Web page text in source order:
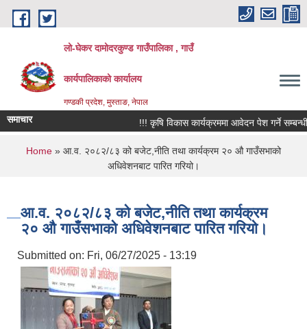
Skip to main content
लो-घेकर दामोदरकुण्ड गाउँपालिका , गाउँ
कार्यपालिकाको कार्यालय
गण्डकी प्रदेश, मुस्ताङ, नेपाल
समाचार !!! कृषि विकास कार्यक्रममा आवेदन पेश गर्ने सम्बन्धी
You are here
Home » आ.व. २०८२/८३ को बजेट,नीति तथा कार्यक्रम २० औ गाउँसभाको
अधिवेशनबाट पारित गरियो।
आ.व. २०८२/८३ को बजेट,नीति तथा कार्यक्रम
२० औ गाउँसभाको अधिवेशनबाट पारित गरियो।
Submitted on: Fri, 06/27/2025 - 13:19